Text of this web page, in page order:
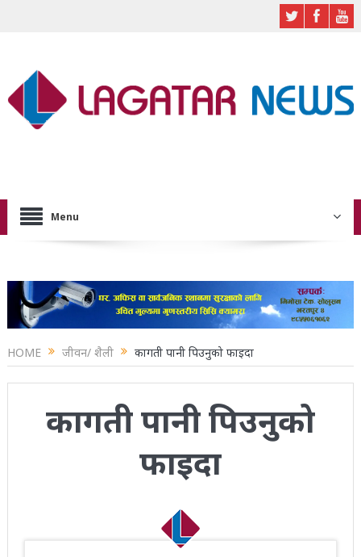
Menu
HOME जीवन/ शैली कागती पानी पिउनुको फाइदा
कागती पानी पिउनुको
फाइदा